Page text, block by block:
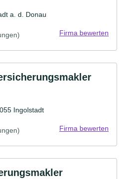
a. d. Donau
Firma bewerten
Ingolstadt
Firma bewerten